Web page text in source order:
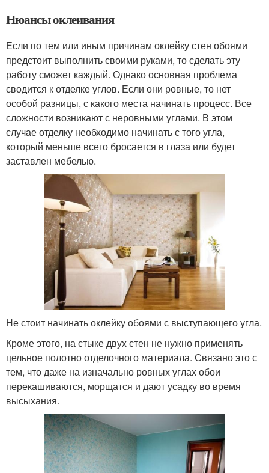
Нюансы оклеивания
Если по тем или иным причинам оклейку стен обоями
предстоит выполнить своими руками, то сделать эту
работу сможет каждый. Однако основная проблема
сводится к отделке углов. Если они ровные, то нет
особой разницы, с какого места начинать процесс. Все
сложности возникают с неровными углами. В этом
случае отделку необходимо начинать с того угла,
который меньше всего бросается в глаза или будет
заставлен мебелью.
Не стоит начинать оклейку обоями с выступающего угла.
Кроме этого, на стыке двух стен не нужно применять
цельное полотно отделочного материала. Связано это с
тем, что даже на изначально ровных углах обои
перекашиваются, морщатся и дают усадку во время
высыхания.